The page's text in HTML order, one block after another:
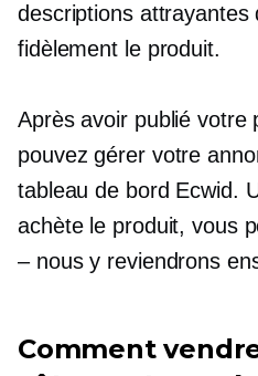
descriptions attrayantes
fidèlement le produit.
Après avoir publié votre
pouvez gérer votre
tableau de bord Ecwid.
achète le produit, vous
– nous y reviendrons
Comment